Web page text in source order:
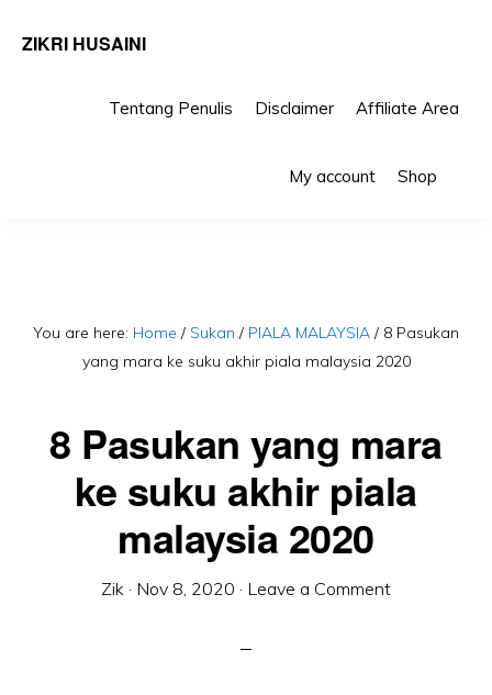
ZIKRI HUSAINI
Tentang Penulis Disclaimer Affiliate Area
My account Shop
You are here: Home / Sukan / PIALA MALAYSIA / 8 Pasukan
yang mara ke suku akhir piala malaysia 2020
8 Pasukan yang mara
ke suku akhir piala
malaysia 2020
Zik · Nov 8, 2020 · Leave a Comment